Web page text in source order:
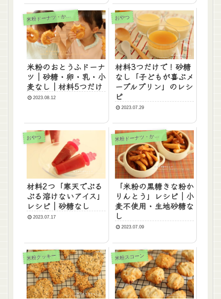
米粉ドーナツ・かりんとう
米粉のおとうふドーナ
ツ｜砂糖・卵・乳・小
麦なし｜材料5つだけ
2023.08.12
おやつ
材料3つだけで！砂糖
なし「子どもが喜ぶメ
ープルプリン」のレシ
ピ
2023.07.29
おやつ
材料2つ「寒天でぷる
ぷる溶けないアイス」
レシピ｜砂糖なし
2023.07.17
米粉ドーナツ・かりんとう
「米粉の黒糖きな粉か
りんとう」レシピ｜小
麦不使用・生地砂糖な
し
2023.07.09
米粉クッキー 米粉スコーン